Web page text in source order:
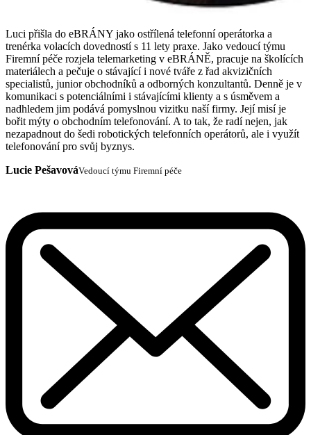
Luci přišla do eBRÁNY jako ostřílená telefonní operátorka a
trenérka volacích dovedností s 11 lety praxe. Jako vedoucí týmu
Firemní péče rozjela telemarketing v eBRÁNĚ, pracuje na školících
materiálech a pečuje o stávající i nové tváře z řad akvizičních
specialistů, junior obchodníků a odborných konzultantů. Denně je v
komunikaci s potenciálními i stávajícími klienty a s úsměvem a
nadhledem jim podává pomyslnou vizitku naší firmy. Její misí je
bořit mýty o obchodním telefonování. A to tak, že radí nejen, jak
nezapadnout do šedi robotických telefonních operátorů, ale i využít
telefonování pro svůj byznys.
Lucie PešavováVedoucí týmu Firemní péče